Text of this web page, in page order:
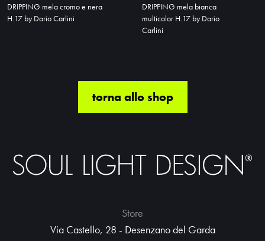
DRIPPING mela cromo e nera
H.17 by Dario Carlini
DRIPPING mela bianca
multicolor H.17 by Dario
Carlini
torna allo shop
Store
Via Castello, 28 - Desenzano del Garda